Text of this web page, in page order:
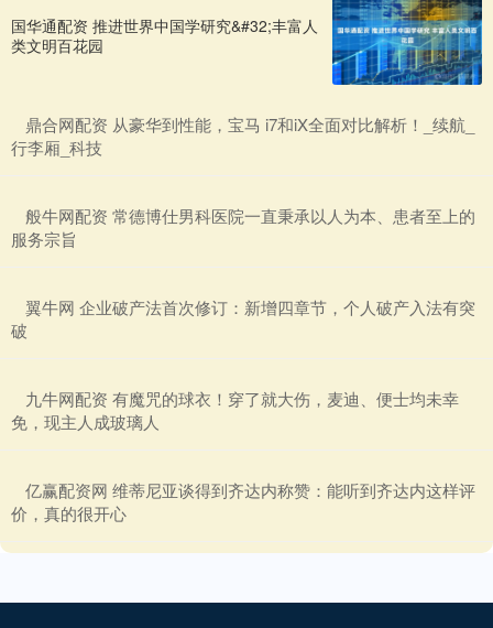
国华通配资 推进世界中国学研究&#32;丰富人
类文明百花园
​鼎合网配资 从豪华到性能，宝马 i7和iX全面对比解析！_续航_
行李厢_科技
​般牛网配资 常德博仕男科医院一直秉承以人为本、患者至上的
服务宗旨
​翼牛网 企业破产法首次修订：新增四章节，个人破产入法有突
破
​九牛网配资 有魔咒的球衣！穿了就大伤，麦迪、便士均未幸
免，现主人成玻璃人
​亿赢配资网 维蒂尼亚谈得到齐达内称赞：能听到齐达内这样评
价，真的很开心